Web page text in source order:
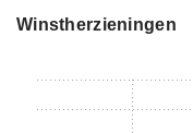
Winstherzieningen